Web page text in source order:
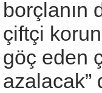
borçlanın
çiftçi
göç eden
azalacak”